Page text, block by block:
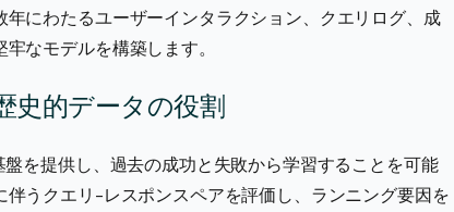
にわたるユーザーインタラクション、クエリログ、成
なモデルを構築します。
史的データの役割
を提供し、過去の成功と失敗から学習することを可能
うクエリ-レスポンスペアを評価し、ランニング要因を